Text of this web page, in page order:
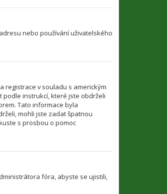
nebo používání uživatelského
registrace v souladu s americkým
podle instrukcí, které jste obdrželi
Tato informace byla
mohli jste zadat špatnou
s prosbou o pomoc
fóra, abyste se ujistili,